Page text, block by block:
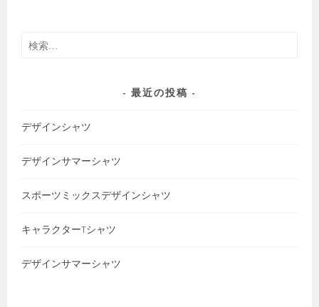
検
最近の投稿
デザインシャツ
デザインサマーシャツ
スポーツミックスデザインシャツ
キャラクターTシャツ
デザインサマーシャツ